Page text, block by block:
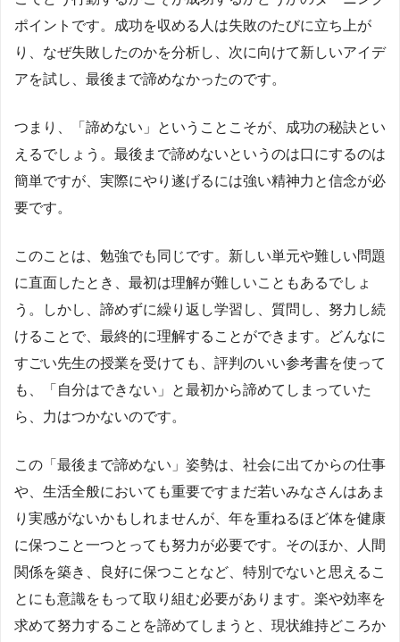
ポイントです。成功を収める人は失敗のたびに立ち上が
り、なぜ失敗したのかを分析し、次に向けて新しいアイデ
アを試し、最後まで諦めなかったのです。
つまり、「諦めない」ということこそが、成功の秘訣とい
えるでしょう。最後まで諦めないというのは口にするのは
簡単ですが、実際にやり遂げるには強い精神力と信念が必
要です。
このことは、勉強でも同じです。新しい単元や難しい問題
に直面したとき、最初は理解が難しいこともあるでしょ
う。しかし、諦めずに繰り返し学習し、質問し、努力し続
けることで、最終的に理解することができます。どんなに
すごい先生の授業を受けても、評判のいい参考書を使って
も、「自分はできない」と最初から諦めてしまっていた
ら、力はつかないのです。
この「最後まで諦めない」姿勢は、社会に出てからの仕事
や、生活全般においても重要ですまだ若いみなさんはあま
り実感がないかもしれませんが、年を重ねるほど体を健康
に保つこと一つとっても努力が必要です。そのほか、人間
関係を築き、良好に保つことなど、特別でないと思えるこ
とにも意識をもって取り組む必要があります。楽や効率を
求めて努力することを諦めてしまうと、現状維持どころか